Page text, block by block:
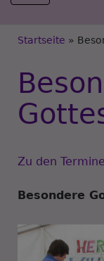
Startseite
Zu den
Besondere